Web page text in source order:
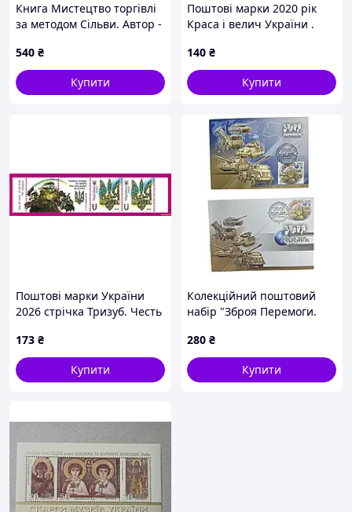
Книга Мистецтво торгівлі
за методом Сільви. Автор -
540 ₴
Купити
Поштові марки 2020 рік
Краса і велич України .
Крим .
140 ₴
Купити
Поштові марки України
2026 стрічка Тризуб. Честь
173 ₴
Купити
Колекційний поштовий
набір "Зброя Перемоги.
280 ₴
Купити